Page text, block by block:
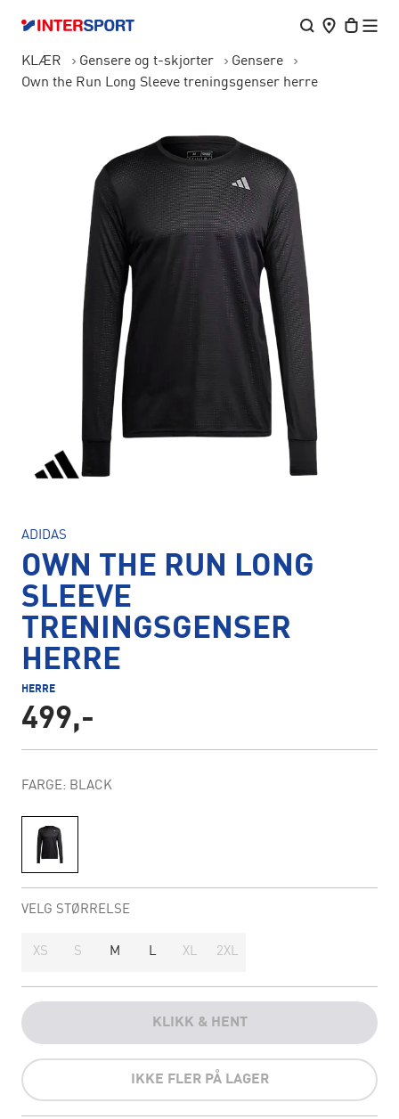
KLÆR Gensere og t-skjorter
Gensere
Own the Run Long Sleeve treningsgenser herre
ADIDAS
OWN THE RUN LONG
SLEEVE
TRENINGSGENSER
HERRE
HERRE
499,-
FARGE: BLACK
VELG STØRRELSE
XS S M L XL 2XL
KLIKK & HENT
IKKE FLER PÅ LAGER